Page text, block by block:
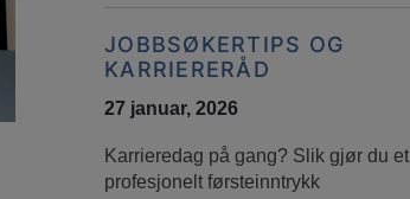
JOBBSØKERTIPS OG
KARRIERERÅD
27 januar, 2026
Karrieredag på gang? Slik gjør du et
profesjonelt førsteinntrykk